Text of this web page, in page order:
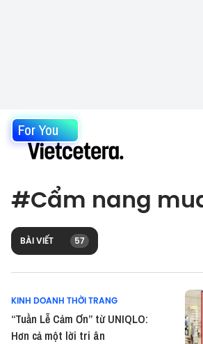
For You
#Cẩm nang
BÀI VIẾT 57
KINH DOANH THỜI TRANG
“Tuần Lễ Cảm Ơn” từ UNIQLO:
Hơn cả một lời tri ân